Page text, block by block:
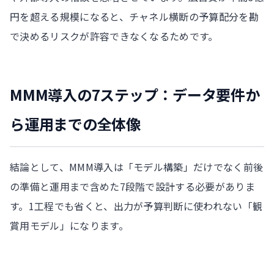
円を超える規模になると、チャネル横断の予算配分を勘
で決めるリスクが許容できなくなるためです。
MMM導入の7ステップ：データ要件か
ら運用までの全体像
結論として、MMM導入は「モデル構築」だけでなく前後
の準備と運用まで含めた7段階で設計する必要がありま
す。1工程でも省くと、出力が予算判断に使われない「観
賞用モデル」になります。